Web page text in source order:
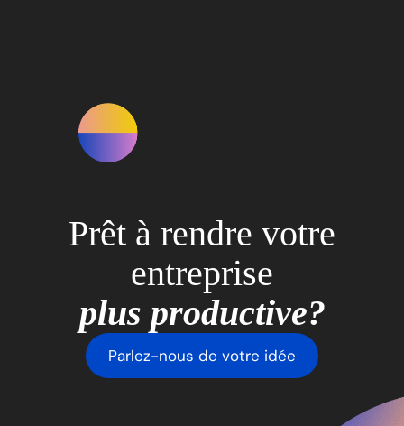
Prêt à rendre votre
entreprise
plus productive?
Parlez-nous de votre idée